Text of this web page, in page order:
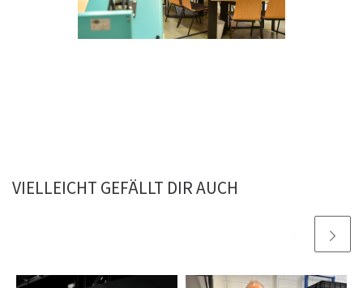
VIELLEICHT GEFÄLLT DIR AUCH